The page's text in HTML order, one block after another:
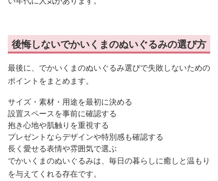
後悔しないでかいくまのぬいぐるみの選び方
最後に、でかいくまのぬいぐるみ選びで失敗しないための
ポイントをまとめます。
サイズ・素材・用途を最初に決める
設置スペースを事前に確認する
抱き心地や肌触りを重視する
プレゼントならデザインや特別感も確認する
長く愛せる表情や雰囲気で選ぶ
でかいくまのぬいぐるみは、毎日の暮らしに癒しと温もり
を与えてくれる存在です。